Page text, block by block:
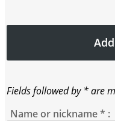
Fields followed by * are
Name or nickname* :